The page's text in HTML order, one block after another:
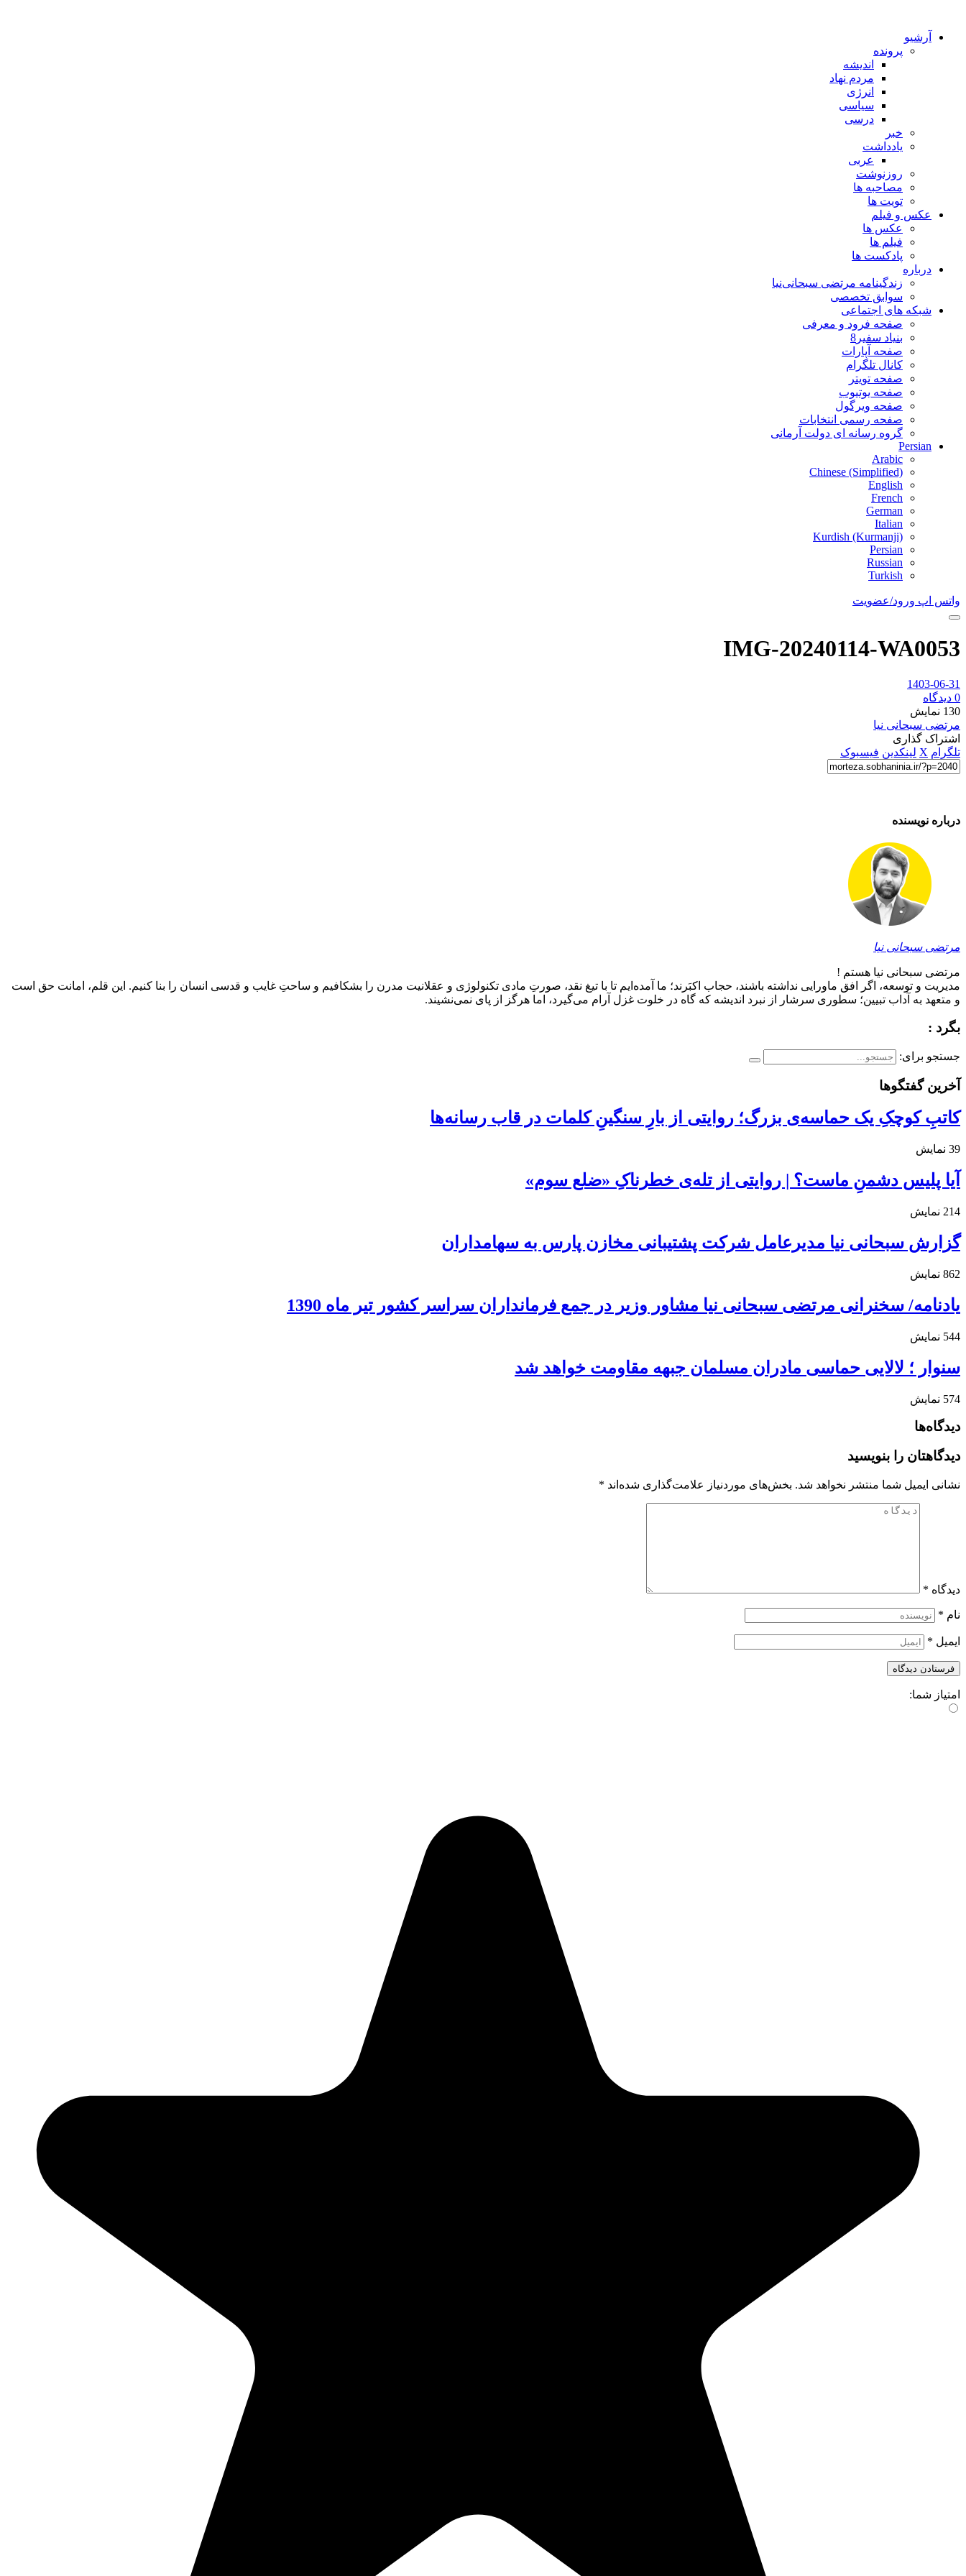
آرشیو
پرونده
اندیشه
مردم نهاد
انرژی
سیاسی
درسی
خبر
یادداشت
عربی
روزنوشت
مصاحبه ها
تویت ها
عکس و فیلم
عکس ها
فیلم ها
پادکست ها
درباره
زندگینامه مرتضی سبحانی‌نیا
سوابق تخصصی
شبکه های اجتماعی
صفحه فرود و معرفی
بنیاد سفیر8
صفحه آپارات
کانال تلگرام
صفحه تویتر
صفحه یوتیوب
صفحه ویرگول
صفحه رسمی انتخابات
گروه رسانه ای دولت آرمانی
Persian
Arabic
Chinese (Simplified)
English
French
German
Italian
Kurdish (Kurmanji)
Persian
Russian
Turkish
واتس اپ ورود/عضویت
IMG-20240114-WA0053
1403-06-31
0 دیدگاه
130 نمایش
مرتضی سبحانی نیا
اشتراک گذاری
تلگرام X لینکدین فیسبوک
درباره نویسنده
مرتضی سبحانی نیا
مرتضی سبحانی نیا هستم !
مدیریت و توسعه، اگر افق ماورایی نداشته باشند، حجاب اکبَرند؛ ما آمده‌ایم تا با تیغ نقد، صورتِ مادی تکنولوژی و عقلانیت مدرن را بشکافیم و ساحتِ غایب و قدسی انسان را بنا کنیم. این قلم، امانت حق است
و متعهد به آداب تبیین؛ سطوری سرشار از نبرد اندیشه که گاه در خلوت غزل آرام می‌گیرد، اما هرگز از پای نمی‌نشیند.
بگرد :
جستجو برای:
آخرین گفتگوها
کاتبِ کوچکِ یک حماسه‌ی بزرگ؛ روایتی از بارِ سنگینِ کلمات در قاب رسانه‌ها
39 نمایش
آیا پلیس دشمنِ ماست؟ | روایتی از تله‌ی خطرناکِ «ضلع سوم»
214 نمایش
گزارش سبحانی نیا مدیرعامل شرکت پشتیبانی مخازن پارس به سهامداران
862 نمایش
یادنامه/ سخنرانی مرتضی سبحانی نیا مشاور وزیر در جمع فرمانداران سراسر کشور تیر ماه 1390
544 نمایش
سنوار ؛ لالایی حماسی مادران مسلمان جبهه مقاومت خواهد شد
574 نمایش
دیدگاه‌ها
دیدگاهتان را بنویسید
نشانی ایمیل شما منتشر نخواهد شد. بخش‌های موردنیاز علامت‌گذاری شده‌اند *
دیدگاه *
نام *
ایمیل *
امتیاز شما: